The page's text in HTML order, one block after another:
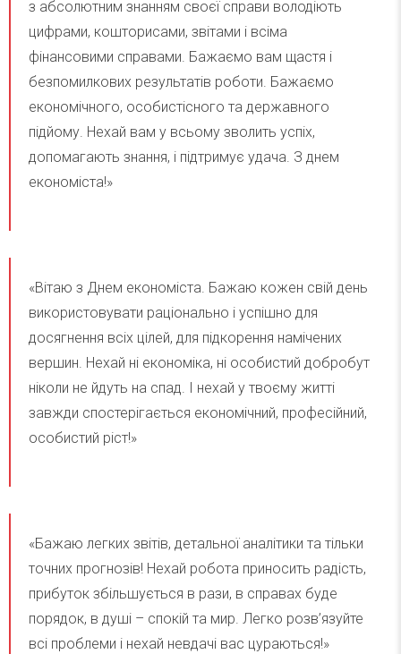
з абсолютним знанням своєї справи володіють
цифрами, кошторисами, звітами і всіма
фінансовими справами. Бажаємо вам щастя і
безпомилкових результатів роботи. Бажаємо
економічного, особистісного та державного
підйому. Нехай вам у всьому зволить успіх,
допомагають знання, і підтримує удача. З днем
економіста!»
«Вітаю з Днем економіста. Бажаю кожен свій день
використовувати раціонально і успішно для
досягнення всіх цілей, для підкорення намічених
вершин. Нехай ні економіка, ні особистий добробут
ніколи не йдуть на спад. І нехай у твоєму житті
завжди спостерігається економічний, професійний,
особистий ріст!»
«Бажаю легких звітів, детальної аналітики та тільки
точних прогнозів! Нехай робота приносить радість,
прибуток збільшується в рази, в справах буде
порядок, в душі – спокій та мир. Легко розв’язуйте
всі проблеми і нехай невдачі вас цураються!»